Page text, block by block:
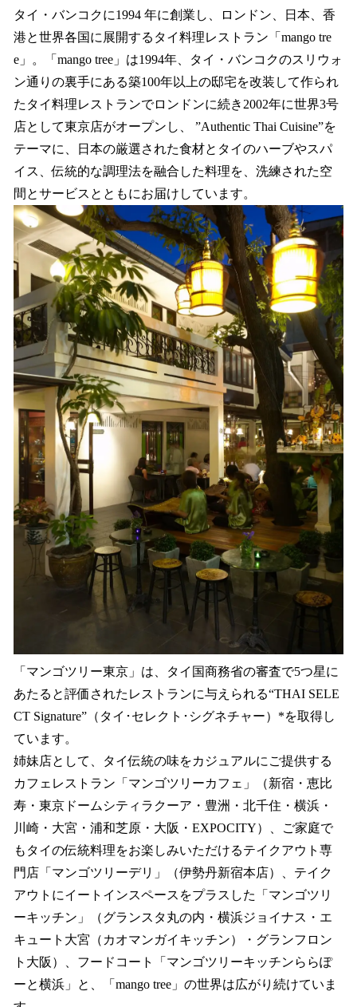
タイ・バンコクに1994 年に創業し、ロンドン、日本、香
港と世界各国に展開するタイ料理レストラン「mango tre
e」。「mango tree」は1994年、タイ・バンコクのスリウォ
ン通りの裏手にある築100年以上の邸宅を改装して作られ
たタイ料理レストランでロンドンに続き2002年に世界3号
店として東京店がオープンし、 ”Authentic Thai Cuisine”を
テーマに、日本の厳選された食材とタイのハーブやスパ
イス、伝統的な調理法を融合した料理を、洗練された空
間とサービスとともにお届けしています。
「マンゴツリー東京」は、タイ国商務省の審査で5つ星に
あたると評価されたレストランに与えられる“THAI SELE
CT Signature”（タイ･セレクト･シグネチャー）*を取得し
ています。
姉妹店として、タイ伝統の味をカジュアルにご提供する
カフェレストラン「マンゴツリーカフェ」（新宿・恵比
寿・東京ドームシティラクーア・豊洲・北千住・横浜・
川崎・大宮・浦和芝原・大阪・EXPOCITY）、ご家庭で
もタイの伝統料理をお楽しみいただけるテイクアウト専
門店「マンゴツリーデリ」（伊勢丹新宿本店）、テイク
アウトにイートインスペースをプラスした「マンゴツリ
ーキッチン」（グランスタ丸の内・横浜ジョイナス・エ
キュート大宮（カオマンガイキッチン）・グランフロン
ト大阪）、フードコート「マンゴツリーキッチンららぽ
ーと横浜」と、「mango tree」の世界は広がり続けていま